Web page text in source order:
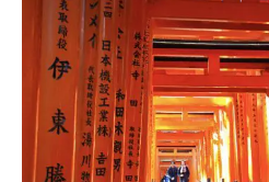
หลังจากเดินชมและถ่ายรูปกัน
ออกมาก่อนค่ะ เพราะต้องไปที่วั
จะมาเยอะ จากนี้ก็ยังมีอุโมงค์เส
าริ (Mount Inari)เลย ซึ่งด้านบน